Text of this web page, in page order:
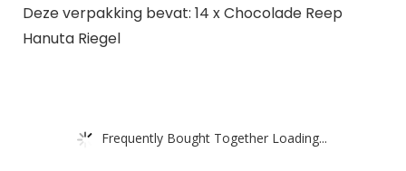
Deze verpakking bevat: 14 x Chocolade Reep
Hanuta Riegel
Frequently Bought Together Loading...